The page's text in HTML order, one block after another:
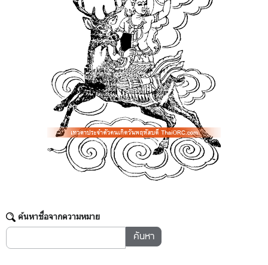
ค้นหาชื่อจากความหมาย